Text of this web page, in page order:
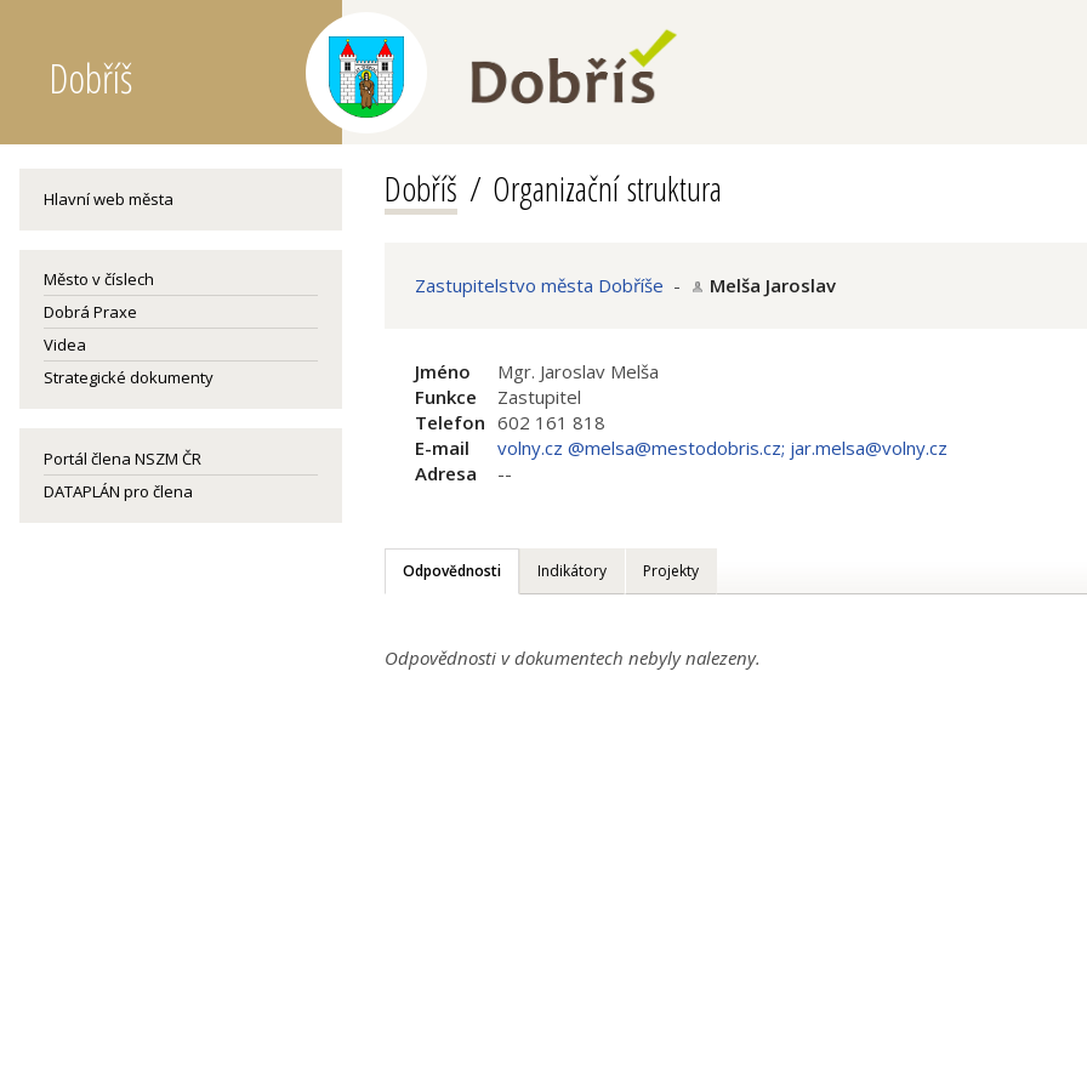
Dobříš
Hlavní web města
Město v číslech
Dobrá Praxe
Videa
Strategické dokumenty
Portál člena NSZM ČR
DATAPLÁN pro člena
Dobříš Organizační struktura
Zastupitelstvo města Dobříše - Melša Jaroslav
Jméno
Mgr. Jaroslav Melša
Funkce
Zastupitel
Telefon 602 161 818
E-mail
volny.cz @melsa@mestodobris.cz; jar.melsa@volny.cz
Adresa
--
Odpovědnosti Indikátory Projekty
Odpovědnosti v dokumentech nebyly nalezeny.